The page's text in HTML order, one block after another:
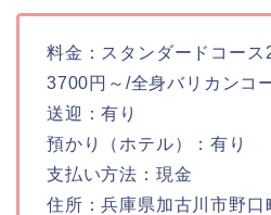
料金：スタンダードコース
3700円～/全身バリカンコ
送迎：有り
預かり（ホテル）：有り
支払い方法：現金
住所：兵庫県加古川市野口